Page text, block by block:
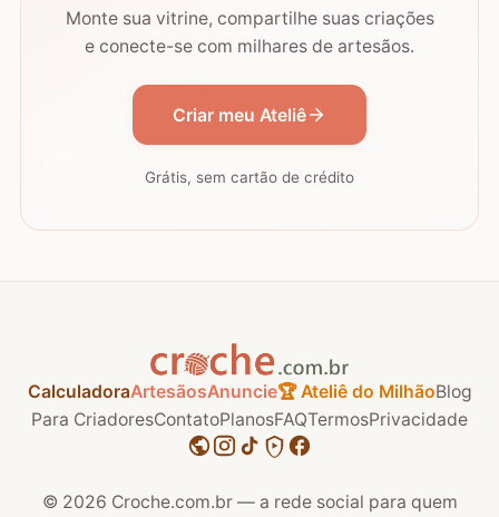
Monte sua vitrine, compartilhe suas criações
e conecte-se com milhares de artesãos.
Criar meu Ateliê
Grátis, sem cartão de crédito
CalculadoraArtesãosAnuncie🏆 Ateliê do MilhãoBlog
Para CriadoresContatoPlanosFAQTermosPrivacidade
© 2026 Croche.com.br — a rede social para quem